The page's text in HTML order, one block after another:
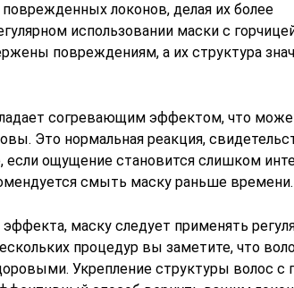
локонов, делая их более
использовании маски с
повреждениям, а их структура
согревающим эффектом, что
Это нормальная реакция,
если ощущение становится слишком
смыть маску раньше времени.
маску следует применять
процедур вы заметите, что
Укрепление структуры волос